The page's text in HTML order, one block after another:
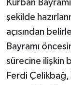
Kurban
şekilde
açısından
Bayramı
sürecine ilişkin
Ferdi
TEKNOLOJİ
KÜLTÜR